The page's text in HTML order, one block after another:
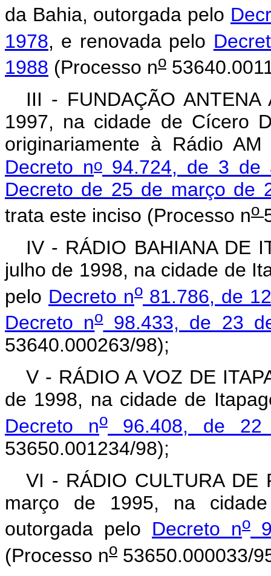
da Bahia, outorgada pelo
1978, e renovada pelo
1988 (Processo no
III - FUNDAÇÃO
1997, na cidade de Cícero
originariamente à Rádio
Decreto no94.724, de 3 de
Decreto de 25 de março de
trata este inciso (Processo no
IV - RÁDIO BAHIANA DE
julho de 1998, na cidade de
pelo Decreto no 81.786, de
Decreto no98.433, de 23
53640.000263/98);
V - RÁDIO A VOZ DE
de 1998, na cidade de
Decreto no 96.408, de
53650.001234/98);
VI - RÁDIO CULTURA DE
março de 1995, na
outorgada pelo Decreto no
(Processo no 53650.000033/